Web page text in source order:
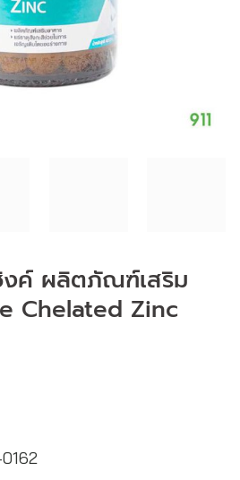
ค์ ผลิตภัณฑ์เสริม
Chelated Zinc